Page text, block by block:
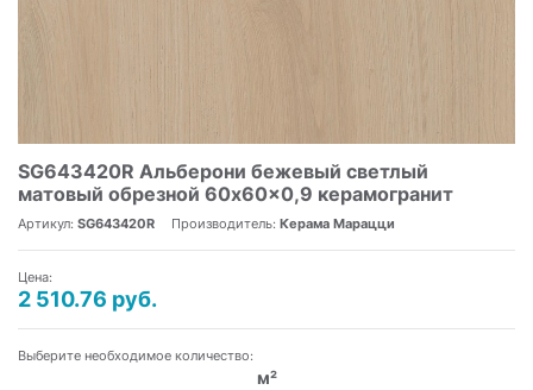
SG643420R Альберони бежевый светлый
матовый обрезной 60x60x0,9 керамогранит
Артикул: SG643420R Производитель: Керама Марацци
Цена:
2 510.76 руб.
Выберите необходимое количество:
м²